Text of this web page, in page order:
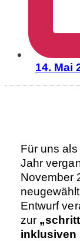
14. Mai
Für uns
Jahr
November
Entwurf
zur
inklusiven